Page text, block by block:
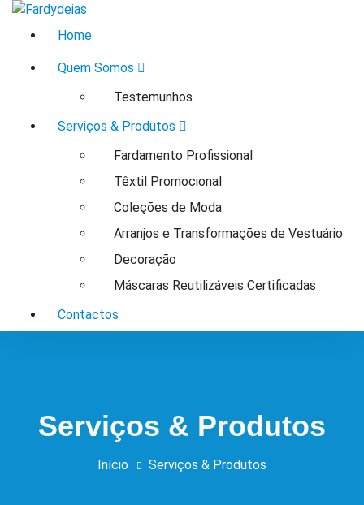
Saltar
conteúdo
Atelier de Costura - Arranjos & Fardamento
Home
Quem Somos
Testemunhos
Serviços & Produtos
Fardamento Profissional
Têxtil Promocional
Coleções de Moda
Arranjos e Transformações de Vestuário
Decoração
Máscaras Reutilizáveis Certificadas
Contactos
Serviços & Produtos
Início Serviços & Produtos